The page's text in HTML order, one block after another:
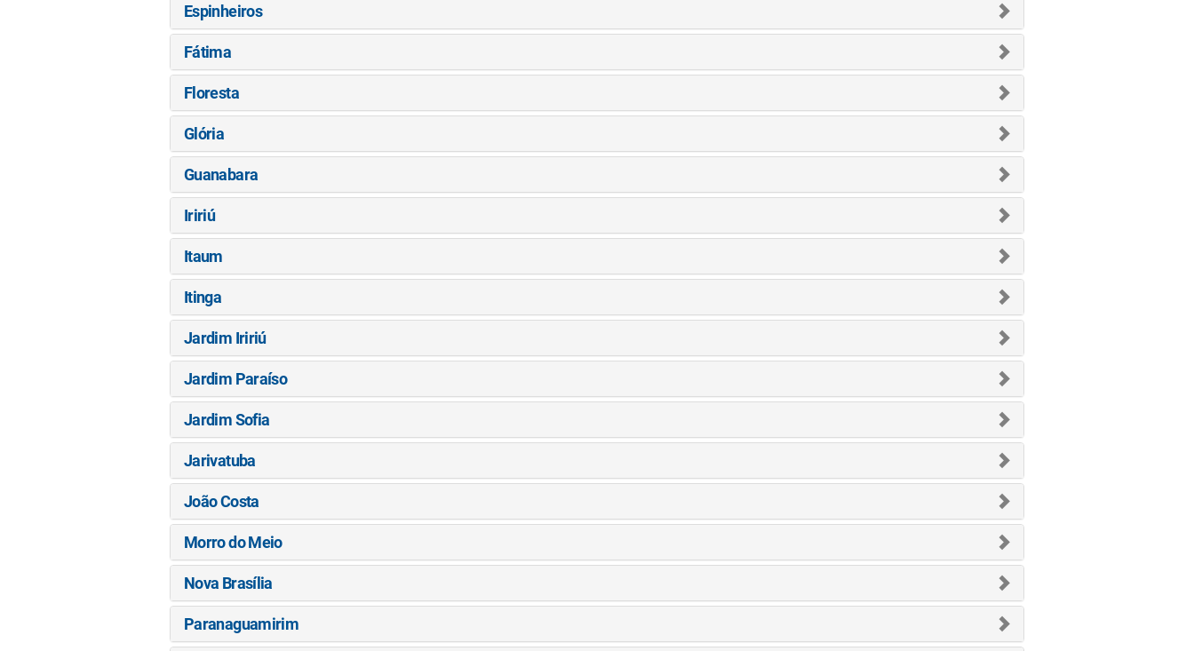
Espinheiros
Fátima
Floresta
Glória
Guanabara
Iririú
Itaum
Itinga
Jardim Iririú
Jardim Paraíso
Jardim Sofia
Jarivatuba
João Costa
Morro do Meio
Nova Brasília
Paranaguamirim